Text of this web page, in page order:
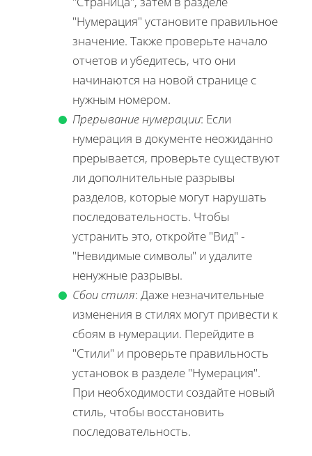
"Нумерация" установите правильное
значение. Также проверьте начало
отчетов и убедитесь, что они
начинаются на новой странице с
нужным номером.
Прерывание нумерации: Если
нумерация в документе неожиданно
прерывается, проверьте существуют
ли дополнительные разрывы
разделов, которые могут нарушать
последовательность. Чтобы
устранить это, откройте "Вид" -
"Невидимые символы" и удалите
ненужные разрывы.
Сбои стиля: Даже незначительные
изменения в стилях могут привести к
сбоям в нумерации. Перейдите в
"Стили" и проверьте правильность
установок в разделе "Нумерация".
При необходимости создайте новый
стиль, чтобы восстановить
последовательность.